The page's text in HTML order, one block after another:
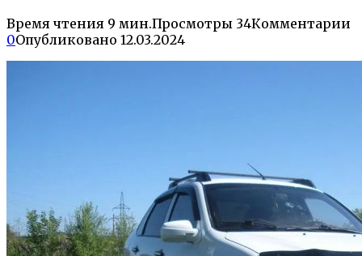
Время чтения 9 мин.Просмотры 34Комментарии
0Опубликовано 12.03.2024